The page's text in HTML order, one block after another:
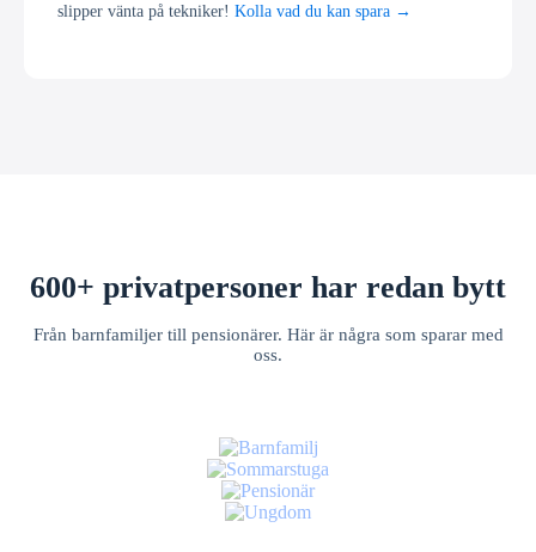
slipper vänta på tekniker! Kolla vad du kan spara →
600+ privatpersoner har redan bytt
Från barnfamiljer till pensionärer. Här är några som sparar med
oss.